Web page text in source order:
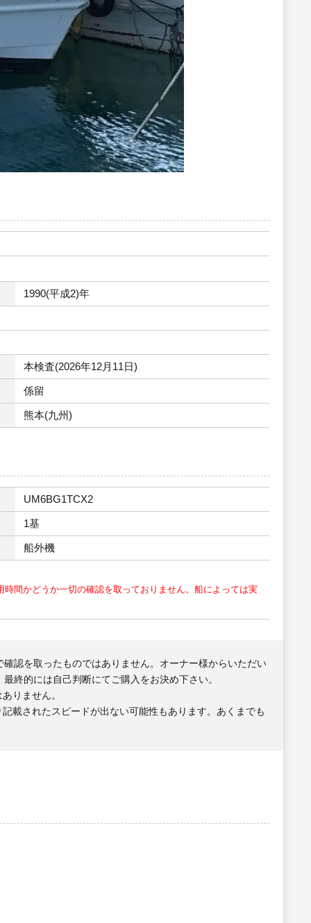
1990(平成2)年
本検査(2026年12月11日)
係留
熊本(九州)
UM6BG1TCX2
1基
船外機
間かどうか一切の確認を取っておりません。船によっては実
認を取ったものではありません。オーナー様からいただい
終的には自己判断にてご購入をお決め下さい。
りません。
載されたスピードが出ない可能性もあります。あくまでも